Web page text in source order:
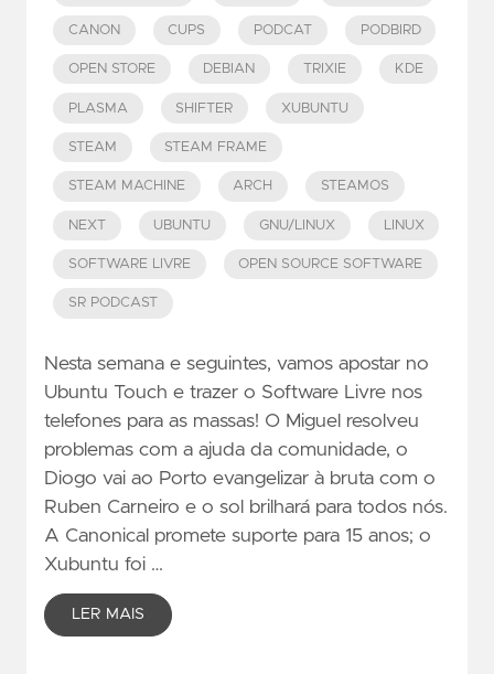
CANON CUPS PODCAT PODBIRD
OPEN STORE DEBIAN TRIXIE KDE
PLASMA SHIFTER XUBUNTU
STEAM STEAM FRAME
STEAM MACHINE ARCH STEAMOS
NEXT UBUNTU GNU/LINUX LINUX
SOFTWARE LIVRE OPEN SOURCE SOFTWARE
SR PODCAST
Nesta semana e seguintes, vamos apostar no
Ubuntu Touch e trazer o Software Livre nos
telefones para as massas! O Miguel resolveu
problemas com a ajuda da comunidade, o
Diogo vai ao Porto evangelizar à bruta com o
Ruben Carneiro e o sol brilhará para todos nós.
A Canonical promete suporte para 15 anos; o
Xubuntu foi …
LER MAIS